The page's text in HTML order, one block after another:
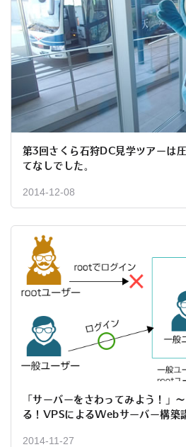
第3回さくら石狩DC見学ツアーは
てなしでした。
2014-12-08
「サーバーをさわってみよう！」
る！VPSによるWebサーバー構築
2014-11-27